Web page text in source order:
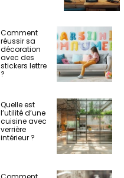
Comment
réussir sa
décoration
avec des
stickers lettre
?
Quelle est
l’utilité d’une
cuisine avec
verrière
intérieur ?